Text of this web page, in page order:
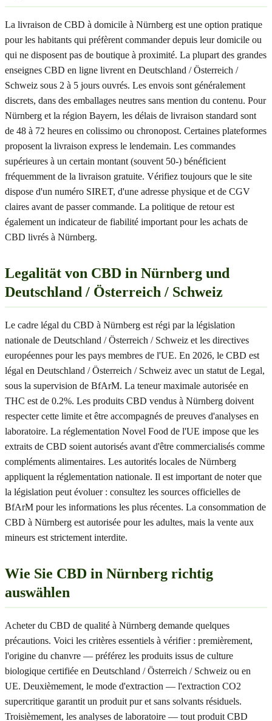
La livraison de CBD à domicile à Nürnberg est une option pratique
pour les habitants qui préfèrent commander depuis leur domicile ou
qui ne disposent pas de boutique à proximité. La plupart des grandes
enseignes CBD en ligne livrent en Deutschland / Österreich /
Schweiz sous 2 à 5 jours ouvrés. Les envois sont généralement
discrets, dans des emballages neutres sans mention du contenu. Pour
Nürnberg et la région Bayern, les délais de livraison standard sont
de 48 à 72 heures en colissimo ou chronopost. Certaines plateformes
proposent la livraison express le lendemain. Les commandes
supérieures à un certain montant (souvent 50-) bénéficient
fréquemment de la livraison gratuite. Vérifiez toujours que le site
dispose d'un numéro SIRET, d'une adresse physique et de CGV
claires avant de passer commande. La politique de retour est
également un indicateur de fiabilité important pour les achats de
CBD livrés à Nürnberg.
Legalität von CBD in Nürnberg und
Deutschland / Österreich / Schweiz
Le cadre légal du CBD à Nürnberg est régi par la législation
nationale de Deutschland / Österreich / Schweiz et les directives
européennes pour les pays membres de l'UE. En 2026, le CBD est
légal en Deutschland / Österreich / Schweiz avec un statut de Legal,
sous la supervision de BfArM. La teneur maximale autorisée en
THC est de 0.2%. Les produits CBD vendus à Nürnberg doivent
respecter cette limite et être accompagnés de preuves d'analyses en
laboratoire. La réglementation Novel Food de l'UE impose que les
extraits de CBD soient autorisés avant d'être commercialisés comme
compléments alimentaires. Les autorités locales de Nürnberg
appliquent la réglementation nationale. Il est important de noter que
la législation peut évoluer : consultez les sources officielles de
BfArM pour les informations les plus récentes. La consommation de
CBD à Nürnberg est autorisée pour les adultes, mais la vente aux
mineurs est strictement interdite.
Wie Sie CBD in Nürnberg richtig
auswählen
Acheter du CBD de qualité à Nürnberg demande quelques
précautions. Voici les critères essentiels à vérifier : premièrement,
l'origine du chanvre — préférez les produits issus de culture
biologique certifiée en Deutschland / Österreich / Schweiz ou en
UE. Deuxièmement, le mode d'extraction — l'extraction CO2
supercritique garantit un produit pur et sans solvants résiduels.
Troisièmement, les analyses de laboratoire — tout produit CBD